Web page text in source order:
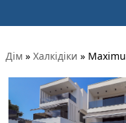
Дім » Халкідіки »